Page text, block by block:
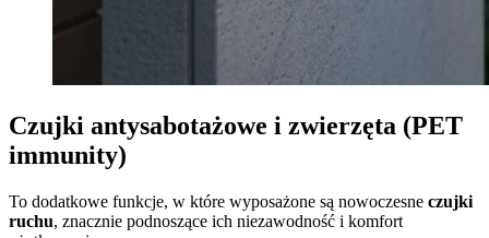
Czujki antysabotażowe i zwierzęta (PET
immunity)
To dodatkowe funkcje, w które wyposażone są nowoczesne czujki
ruchu, znacznie podnoszące ich niezawodność i komfort